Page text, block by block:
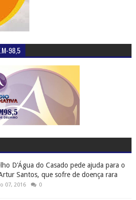
98,5
D'Água do Casado pede ajuda para o
Santos, que sofre de doença rara
07, 2016 0